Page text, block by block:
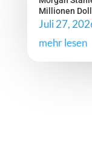
Millionen
Juli 27,
mehr lesen